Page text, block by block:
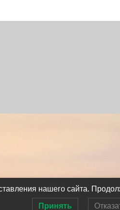
нашего сайта.
Принять